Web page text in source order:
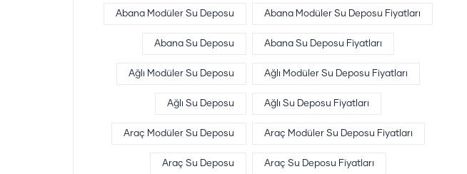
Abana Modüler Su Deposu Abana Modüler Su Deposu Fiyatları
Abana Su Deposu Abana Su Deposu Fiyatları
Ağlı Modüler Su Deposu Ağlı Modüler Su Deposu Fiyatları
Ağlı Su Deposu Ağlı Su Deposu Fiyatları
Araç Modüler Su Deposu Araç Modüler Su Deposu Fiyatları
Araç Su Deposu Araç Su Deposu Fiyatları